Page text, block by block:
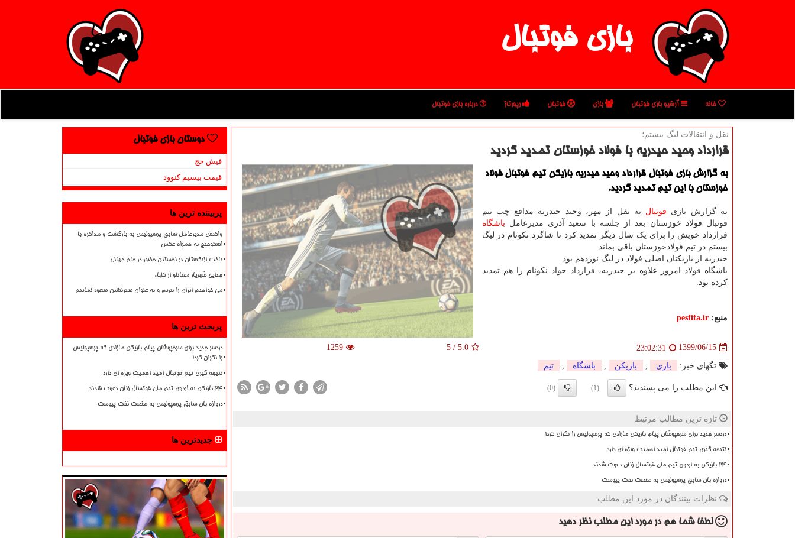
بازی فوتبال
خانه آرشیو بازی فوتبال بازی فوتبال رپورتاژ درباره بازی فوتبال
نقل و انتقالات لیگ بیستم؛
قرارداد وحید حیدریه با فولاد خوزستان تمدید گردید
به گزارش بازی فوتبال قرارداد وحید حیدریه بازیكن تیم فوتبال فولاد
خوزستان با این تیم تمدید گردید.
به گزارش بازی فوتبال به نقل از مهر، وحید حیدریه مدافع چپ تیم
فوتبال فولاد خوزستان بعد از جلسه با سعید آذری مدیرعامل باشگاه
قرارداد خویش را برای یک سال دیگر تمدید کرد تا شاگرد نکونام در لیگ
بیستم در تیم فولادخوزستان باقی بماند.
حیدریه از بازیکنان اصلی فولاد در لیگ نوزدهم بود.
باشگاه فولاد امروز علاوه بر حیدریه، قرارداد جواد نکونام را هم تمدید
کرده بود.
منبع: pesfifa.ir
1399/06/15
23:02:31
5.0
/
5
1259
تگهای خبر: بازی بازیكن باشگاه تیم
این مطلب را می پسندید؟ (1)
(0)
تازه ترین مطالب مرتبط
دردسر جدید برای سرخپوشان پیام بازیکن مازادی که پرسپولیس را نگران کرد!
نتیجه گیری تیم فوتبال امید اهمیت ویژه ای دارد
۲۴ بازیکن به اردوی تیم ملی فوتسال زنان دعوت شدند
دروازه بان سابق پرسپولیس به صنعت نفت پیوست
نظرات بینندگان در مورد این مطلب
لطفا شما همدر مورد این مطلب نظر دهید
دوستان بازی فوتبال
فیش حج
قیمت بیسیم کنوود
پربیننده ترین ها
واکنش مدیرعامل سابق پرسپولیس به بازگشت و مذاکره با
اسکوچیچ به همراه عکس
باخت ازبکستان در نخستین حضور در جام جهانی
جدایی شهریار مغانلو از کلباء
می خواهیم ایران را ببریم و به عنوان صدرنشین صعود نماییم
پربحث ترین ها
دردسر جدید برای سرخپوشان پیام بازیکن مازادی که پرسپولیس
را نگران کرد!
نتیجه گیری تیم فوتبال امید اهمیت ویژه ای دارد
۲۴ بازیکن به اردوی تیم ملی فوتسال زنان دعوت شدند
دروازه بان سابق پرسپولیس به صنعت نفت پیوست
جدیدترین ها